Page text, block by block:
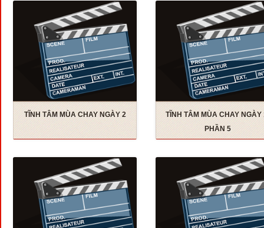
TĨNH TÂM MÙA CHAY NGÀY 2
TĨNH TÂM MÙA CHAY NGÀY
PHẦN 5